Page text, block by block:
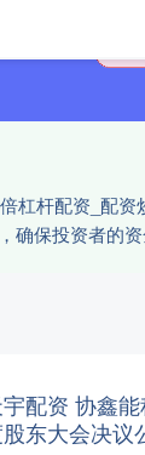
杠杆配资_配资
确保投资者的资
配资 协鑫
股东大会决议